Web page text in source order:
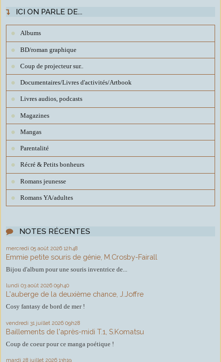
ICI ON PARLE DE...
Albums
BD/roman graphique
Coup de projecteur sur..
Documentaires/Livres d'activités/Artbook
Livres audios, podcasts
Magazines
Mangas
Parentalité
Récré & Petits bonheurs
Romans jeunesse
Romans YA/adultes
NOTES RÉCENTES
mercredi 05 août 2026 12h48
Emmie petite souris de génie, M.Crosby-Fairall
Bijou d'album pour une souris inventrice de...
lundi 03 août 2026 09h40
L'auberge de la deuxième chance, J.Joffre
Cosy fantasy de bord de mer !
vendredi 31 juillet 2026 09h28
Baillements de l'après-midi T.1, S.Komatsu
Coup de coeur pour ce manga poétique !
mardi 28 juillet 2026 13h19